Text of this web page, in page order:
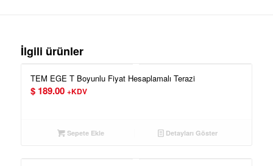
İlgili ürünler
TEM EGE T Boyunlu Fiyat Hesaplamalı Terazi
$189.00 +KDV
Sepete Ekle Detayları Göster